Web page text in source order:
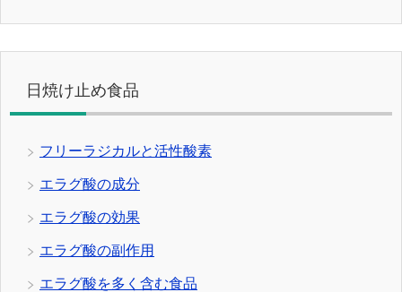
日焼け止め食品
フリーラジカルと活性酸素
エラグ酸の成分
エラグ酸の効果
エラグ酸の副作用
エラグ酸を多く含む食品